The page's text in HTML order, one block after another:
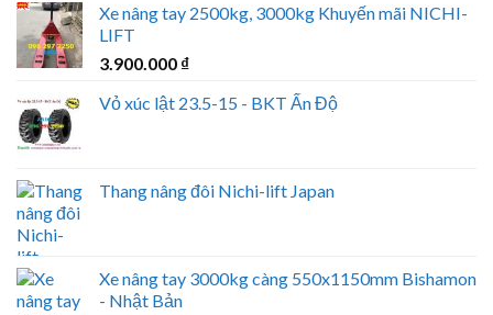
Xe nâng tay 2500kg, 3000kg Khuyến mãi NICHI-
LIFT
3.900.000 ₫
Vỏ xúc lật 23.5-15 - BKT Ấn Độ
Thang nâng đôi Nichi-lift Japan
Xe nâng tay 3000kg càng 550x1150mm Bishamon
- Nhật Bản